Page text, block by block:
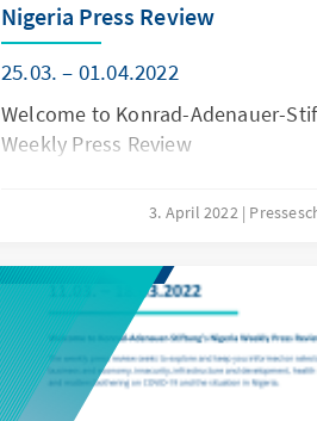
Nigeria Press Review
25.03. – 01.04.2022
Welcome to Konrad-Adenauer-
Weekly Press Review
3. April 2022